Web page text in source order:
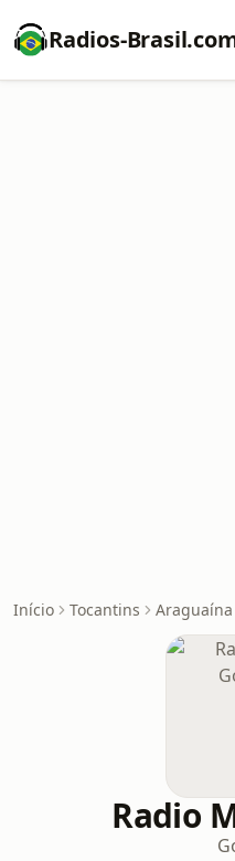
Radios-
Início Tocantins Araguaína
Radio